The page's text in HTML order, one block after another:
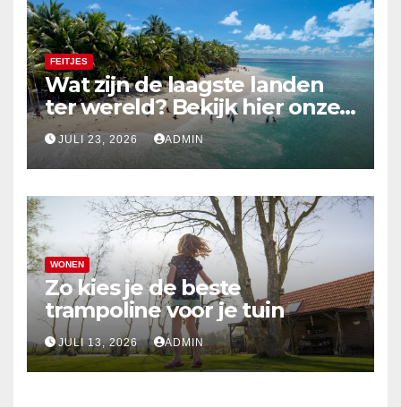
FEITJES
Wat zijn de laagste landen
ter wereld? Bekijk hier onze
top 10
JULI 23, 2026 ADMIN
WONEN
Zo kies je de beste
trampoline voor je tuin
JULI 13, 2026 ADMIN